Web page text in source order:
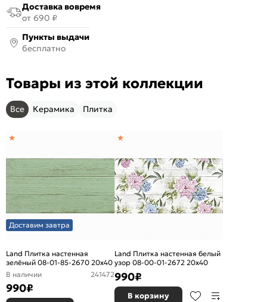
Доставка вовремя
от 690 ₽
Пункты выдачи
бесплатно
Товары из этой коллекции
Все Керамика Плитка
Доставим завтра
Land Плитка настенная
зелёный 08-01-85-2670 20х40
В наличии
241472
990₽
Land Плитка настенная белый
узор 08-00-01-2672 20х40
990₽
В корзину